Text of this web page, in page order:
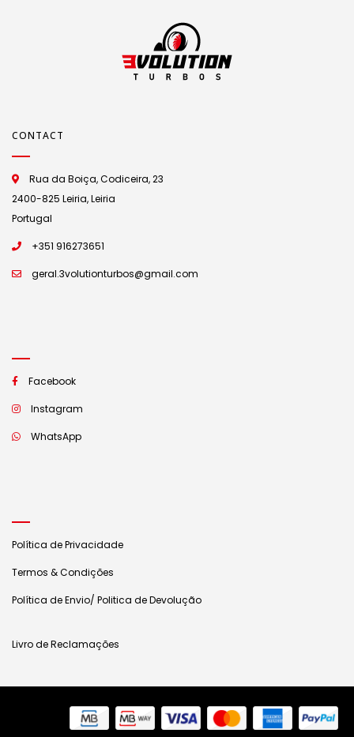
CONTACT
Rua da Boiça, Codiceira, 23
2400-825 Leiria, Leiria
Portugal
+351 916273651
geral.3volutionturbos@gmail.com
Facebook
Instagram
WhatsApp
Política de Privacidade
Termos & Condições
Política de Envio/ Politica de Devolução
Livro de Reclamações